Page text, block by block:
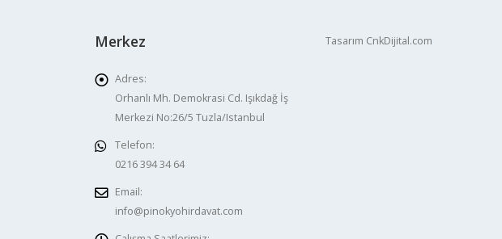
Merkez
Adres:
Orhanlı Mh. Demokrasi Cd. Işıkdağ İş
Merkezi No:26/5 Tuzla/Istanbul
Telefon:
0216 394 34 64
Email:
info@pinokyohirdavat.com
Tasarım CnkDijital.com